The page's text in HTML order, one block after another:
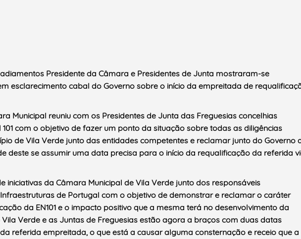
Presidente da Câmara e Presidentes de Junta mostraram-se
esclarecimento cabal do Governo sobre o início da empreitada de
Municipal reuniu com os Presidentes de Junta das Freguesias concelhias
com o objetivo de fazer um ponto da situação sobre todas as diligências
de Vila Verde junto das entidades competentes e reclamar junto do Governo
deste se assumir uma data precisa para o início da requalificação da referida
iniciativas da Câmara Municipal de Vila Verde junto dos responsáveis
de Portugal com o objetivo de demonstrar e reclamar o caráter
da EN101 e o impacto positivo que a mesma terá no desenvolvimento da
Vila Verde e as Juntas de Freguesias estão agora a braços com duas datas
referida empreitada, o que está a causar alguma consternação e receio que a